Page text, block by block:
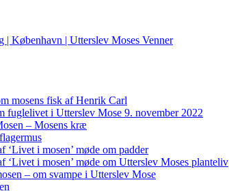
mosens fisk af Henrik Carl
fuglelivet i Utterslev Mose 9. november 2022
– Mosens kræ
‘Livet i mosen’ møde om padder
‘Livet i mosen’ møde om Utterslev Moses planteliv
– om svampe i Utterslev Mose